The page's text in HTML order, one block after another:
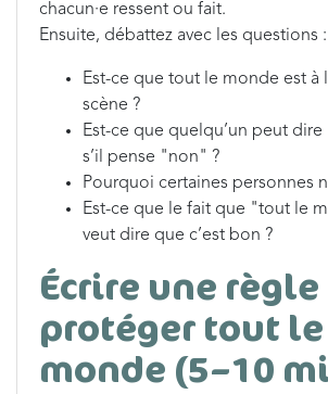
chacun·e ressent ou fait.
Ensuite, débattez avec les questions :
Est-ce que tout le monde est à
scène ?
Est-ce que quelqu’un peut
s’il pense "non" ?
Pourquoi certaines personnes
Est-ce que le fait que "tout le
veut dire que c’est bon ?
Écrire une
protéger tout le
monde (5–10